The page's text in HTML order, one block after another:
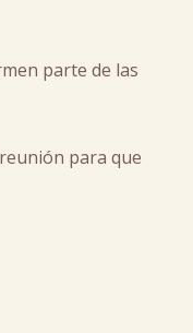
parte de las
para que